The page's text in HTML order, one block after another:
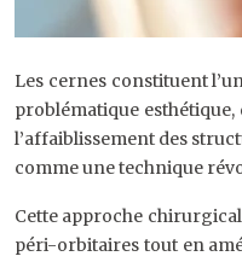
Les cernes constituent
problématique
l’affaiblissement des
comme une technique
Cette approche
péri-orbitaires tout en